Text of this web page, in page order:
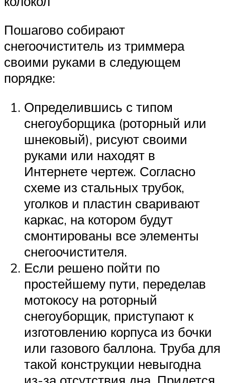
Пошагово собирают
снегоочиститель из триммера
своими руками в следующем
порядке:
Определившись с типом
снегоуборщика (роторный или
шнековый), рисуют своими
руками или находят в
Интернете чертеж. Согласно
схеме из стальных трубок,
уголков и пластин сваривают
каркас, на котором будут
смонтированы все элементы
снегоочистителя.
Если решено пойти по
простейшему пути, переделав
мотокосу на роторный
снегоуборщик, приступают к
изготовлению корпуса из бочки
или газового баллона. Труба для
такой конструкции невыгодна